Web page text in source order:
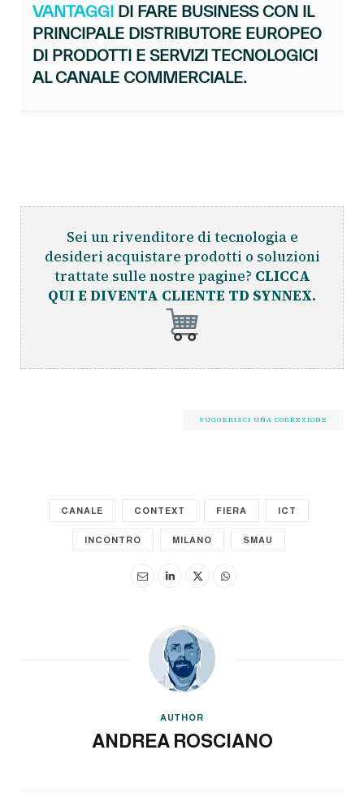
VANTAGGI DI FARE BUSINESS CON IL
PRINCIPALE DISTRIBUTORE EUROPEO
DI PRODOTTI E SERVIZI TECNOLOGICI
AL CANALE COMMERCIALE.
Sei un rivenditore di tecnologia e
desideri acquistare prodotti o soluzioni
trattate sulle nostre pagine? CLICCA
QUI E DIVENTA CLIENTE TD SYNNEX.
SUGGERISCI UNA CORREZIONE
CANALE CONTEXT FIERA ICT
INCONTRO MILANO SMAU
AUTHOR
ANDREA ROSCIANO